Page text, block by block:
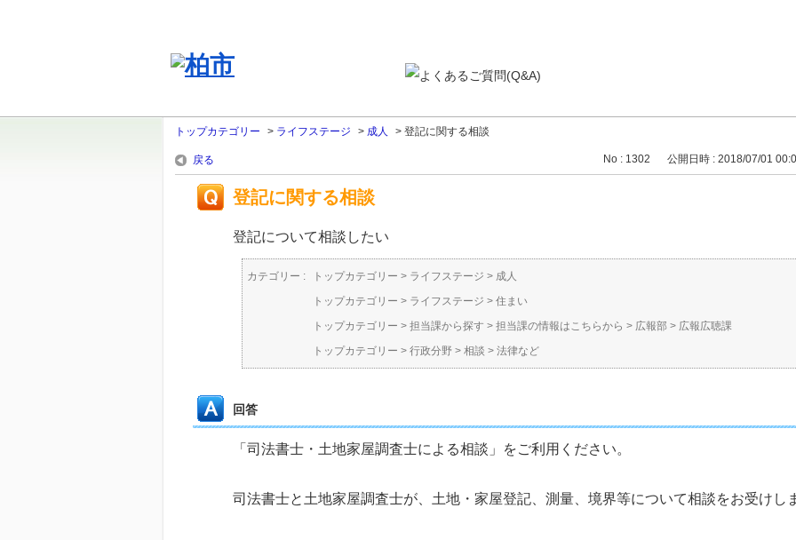
トップカテゴリー > ライフステージ > 成人 > 登記に関する相談
戻る No : 1302 公開日時 : 2018/07/01
登記に関する相談
登記について相談したい
カテゴリー : トップカテゴリー > ライフステージ > 成人
トップカテゴリー > ライフステージ > 住まい
トップカテゴリー > 担当課から探す > 担当課の情報はこちらから > 広報部 > 広報広聴課
トップカテゴリー > 行政分野 > 相談 > 法律など
回答
「司法書士・土地家屋調査士による相談」をご利用ください。
司法書士と土地家屋調査士が、土地・家屋登記、測量、境界等について相談をお受けし